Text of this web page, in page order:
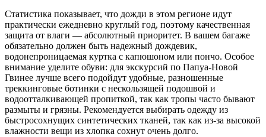
Статистика показывает, что дожди в этом регионе идут
практически ежедневно круглый год, поэтому качественная
защита от влаги — абсолютный приоритет. В вашем багаже
обязательно должен быть надежный дождевик,
водонепроницаемая куртка с капюшоном или пончо. Особое
внимание уделите обуви: для экскурсий по Папуа-Новой
Гвинее лучше всего подойдут удобные, разношенные
треккинговые ботинки с нескользящей подошвой и
водоотталкивающей пропиткой, так как тропы часто бывают
размыты и грязны. Рекомендуется выбирать одежду из
быстросохнущих синтетических тканей, так как из-за высокой
влажности вещи из хлопка сохнут очень долго.